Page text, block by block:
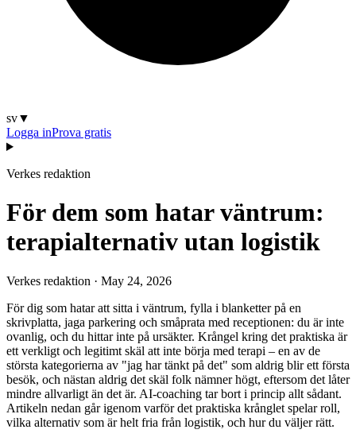
sv▼
Logga inProva gratis
Verkes redaktion
För dem som hatar väntrum:
terapialternativ utan logistik
Verkes redaktion · May 24, 2026
För dig som hatar att sitta i väntrum, fylla i blanketter på en
skrivplatta, jaga parkering och småprata med receptionen: du är inte
ovanlig, och du hittar inte på ursäkter. Krångel kring det praktiska är
ett verkligt och legitimt skäl att inte börja med terapi – en av de
största kategorierna av "jag har tänkt på det" som aldrig blir ett första
besök, och nästan aldrig det skäl folk nämner högt, eftersom det låter
mindre allvarligt än det är. AI-coaching tar bort i princip allt sådant.
Artikeln nedan går igenom varför det praktiska krånglet spelar roll,
vilka alternativ som är helt fria från logistik, och hur du väljer rätt.